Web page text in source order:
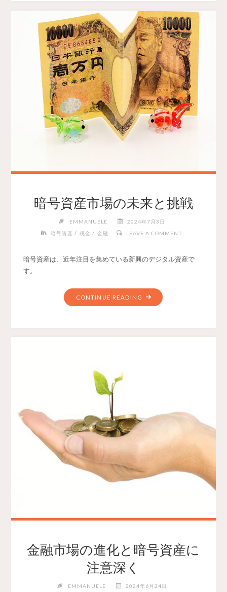
暗号資産市場の未来と挑戦
EMMANUELE
2024年7月3日
暗号資産 / 税金 / 金融 LEAVE A COMMENT
暗号資産は、近年注目を集めている新興のデジタル資産で
す。
CONTINUE READING
金融市場の進化と暗号資産に
注意深く
EMMANUELE 2024年6月24日